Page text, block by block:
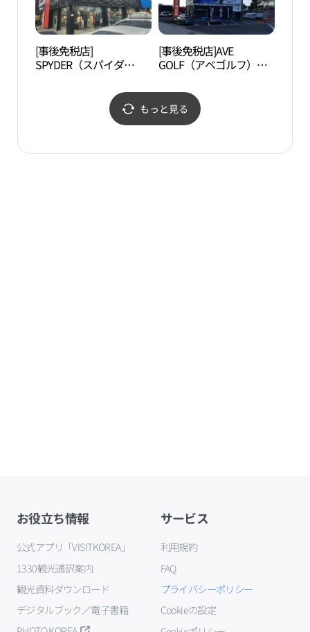
[事後免税店]
SPYDER（スパイダ
沼三牌）店(스파이더 덕
[事後免税店]AVE
GOLF（アベゴルフ）・
牌）店(아베골프 덕소삼
패점)
もっと見る
お役立ち情報
公式アプリ「VISITKOREA」
1330観光通訳案内
観光資料ダウンロード
デジタルブック／電子書籍
サービス
利用規約
FAQ
プライバシーポリシー
Cookieの設定